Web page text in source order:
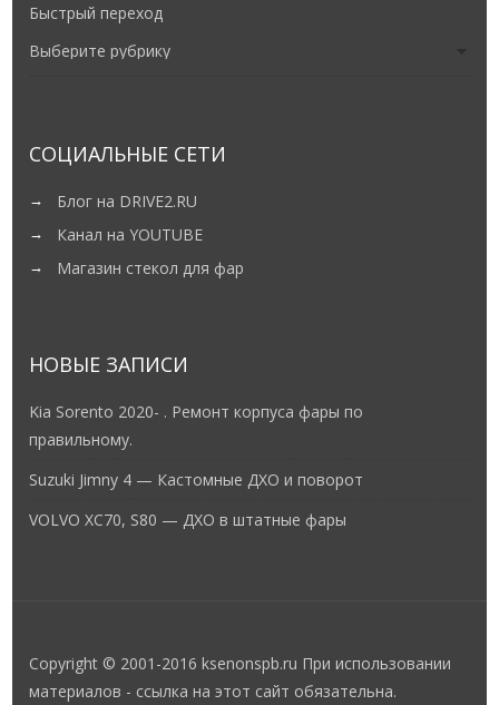
Быстрый переход
СОЦИАЛЬНЫЕ СЕТИ
Блог на DRIVE2.RU
Канал на YOUTUBE
Магазин стекол для фар
НОВЫЕ ЗАПИСИ
Kia Sorento 2020- . Ремонт корпуса фары по
правильному.
Suzuki Jimny 4 — Кастомные ДХО и поворот
VOLVO XC70, S80 — ДХО в штатные фары
Copyright © 2001-2016 ksenonspb.ru При использовании
материалов - ссылка на этот сайт обязательна.